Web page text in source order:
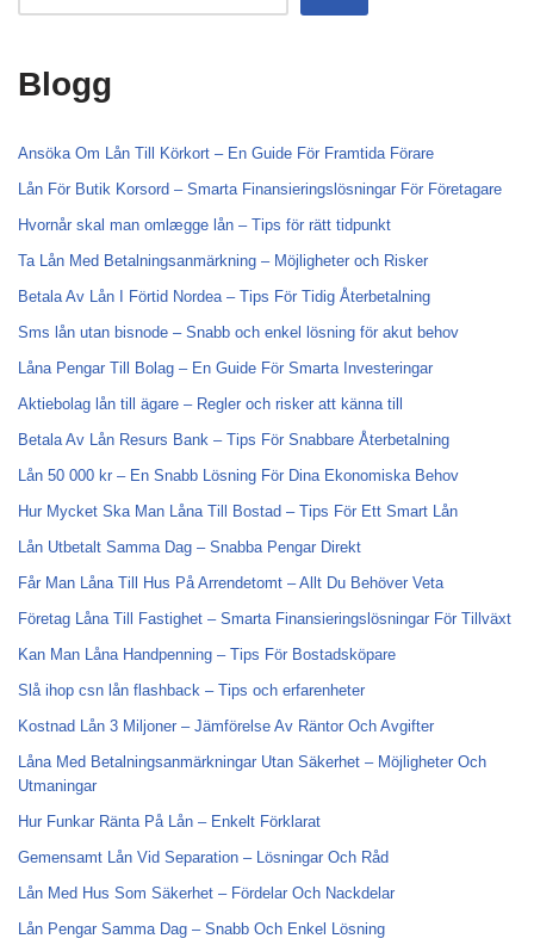
Blogg
Ansöka Om Lån Till Körkort – En Guide För Framtida Förare
Lån För Butik Korsord – Smarta Finansieringslösningar För Företagare
Hvornår skal man omlægge lån – Tips för rätt tidpunkt
Ta Lån Med Betalningsanmärkning – Möjligheter och Risker
Betala Av Lån I Förtid Nordea – Tips För Tidig Återbetalning
Sms lån utan bisnode – Snabb och enkel lösning för akut behov
Låna Pengar Till Bolag – En Guide För Smarta Investeringar
Aktiebolag lån till ägare – Regler och risker att känna till
Betala Av Lån Resurs Bank – Tips För Snabbare Återbetalning
Lån 50 000 kr – En Snabb Lösning För Dina Ekonomiska Behov
Hur Mycket Ska Man Låna Till Bostad – Tips För Ett Smart Lån
Lån Utbetalt Samma Dag – Snabba Pengar Direkt
Får Man Låna Till Hus På Arrendetomt – Allt Du Behöver Veta
Företag Låna Till Fastighet – Smarta Finansieringslösningar För Tillväxt
Kan Man Låna Handpenning – Tips För Bostadsköpare
Slå ihop csn lån flashback – Tips och erfarenheter
Kostnad Lån 3 Miljoner – Jämförelse Av Räntor Och Avgifter
Låna Med Betalningsanmärkningar Utan Säkerhet – Möjligheter Och
Utmaningar
Hur Funkar Ränta På Lån – Enkelt Förklarat
Gemensamt Lån Vid Separation – Lösningar Och Råd
Lån Med Hus Som Säkerhet – Fördelar Och Nackdelar
Lån Pengar Samma Dag – Snabb Och Enkel Lösning